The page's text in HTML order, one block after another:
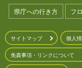
県庁への行き方 フ
サイトマップ 個人
免責事項・リンクについて